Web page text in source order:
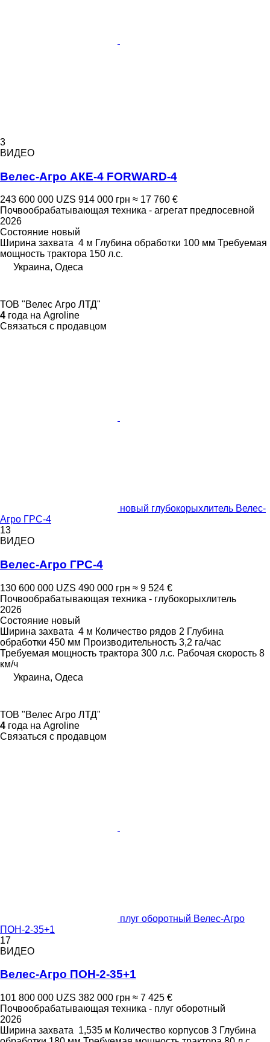
3
ВИДЕО
Велес-Агро АКЕ-4 FORWARD-4
243 600 000 UZS 914 000 грн ≈ 17 760 €
Почвообрабатывающая техника - агрегат предпосевной
2026
Состояние новый
Ширина захвата 4 м Глубина обработки 100 мм Требуемая
мощность трактора 150 л.с.
Украина, Одеса
ТОВ "Велес Агро ЛТД"
4 года на Agroline
Связаться с продавцом
новый глубокорыхлитель Велес-
Агро ГРС-4
13
ВИДЕО
Велес-Агро ГРС-4
130 600 000 UZS 490 000 грн ≈ 9 524 €
Почвообрабатывающая техника - глубокорыхлитель
2026
Состояние новый
Ширина захвата 4 м Количество рядов 2 Глубина
обработки 450 мм Производительность 3,2 га/час
Требуемая мощность трактора 300 л.с. Рабочая скорость 8
км/ч
Украина, Одеса
ТОВ "Велес Агро ЛТД"
4 года на Agroline
Связаться с продавцом
плуг оборотный Велес-Агро
ПОН-2-35+1
17
ВИДЕО
Велес-Агро ПОН-2-35+1
101 800 000 UZS 382 000 грн ≈ 7 425 €
Почвообрабатывающая техника - плуг оборотный
2026
Ширина захвата 1,535 м Количество корпусов 3 Глубина